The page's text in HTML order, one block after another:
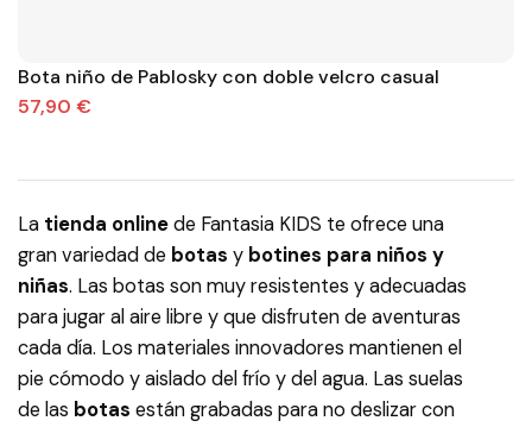
Bota niño de Pablosky con doble velcro casual
57,90 €
La tienda onlinede Fantasia KIDS te ofrece una
gran variedad de botas y botines para niños y
niñas. Las botas son muy resistentes y adecuadas
para jugar al aire libre y que disfruten de aventuras
cada día. Los materiales innovadores mantienen el
pie cómodo y aislado del frío y del agua. Las suelas
de las botas están grabadas para no deslizar con